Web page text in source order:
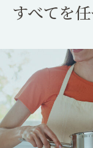
すべてを